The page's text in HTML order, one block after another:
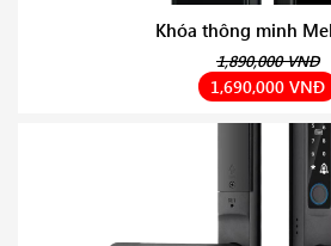
Khóa thông minh
1,890,000 VNĐ
1,690,000 VNĐ